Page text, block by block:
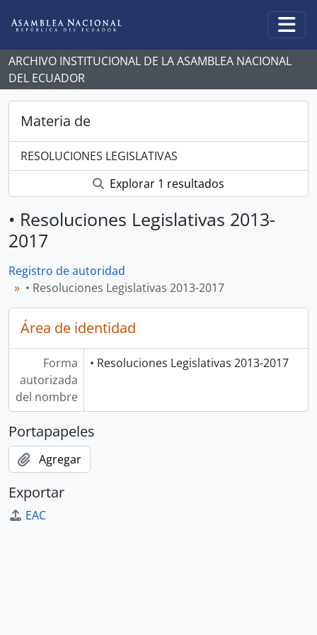
ARCHIVO INSTITUCIONAL DE LA ASAMBLEA NACIONAL
DEL ECUADOR
Materia de
RESOLUCIONES LEGISLATIVAS
Explorar 1 resultados
• Resoluciones Legislativas 2013-
2017
Registro de autoridad
• Resoluciones Legislativas 2013-2017
Área de identidad
Forma
autorizada
del nombre
• Resoluciones Legislativas 2013-2017
Portapapeles
Agregar
Exportar
EAC